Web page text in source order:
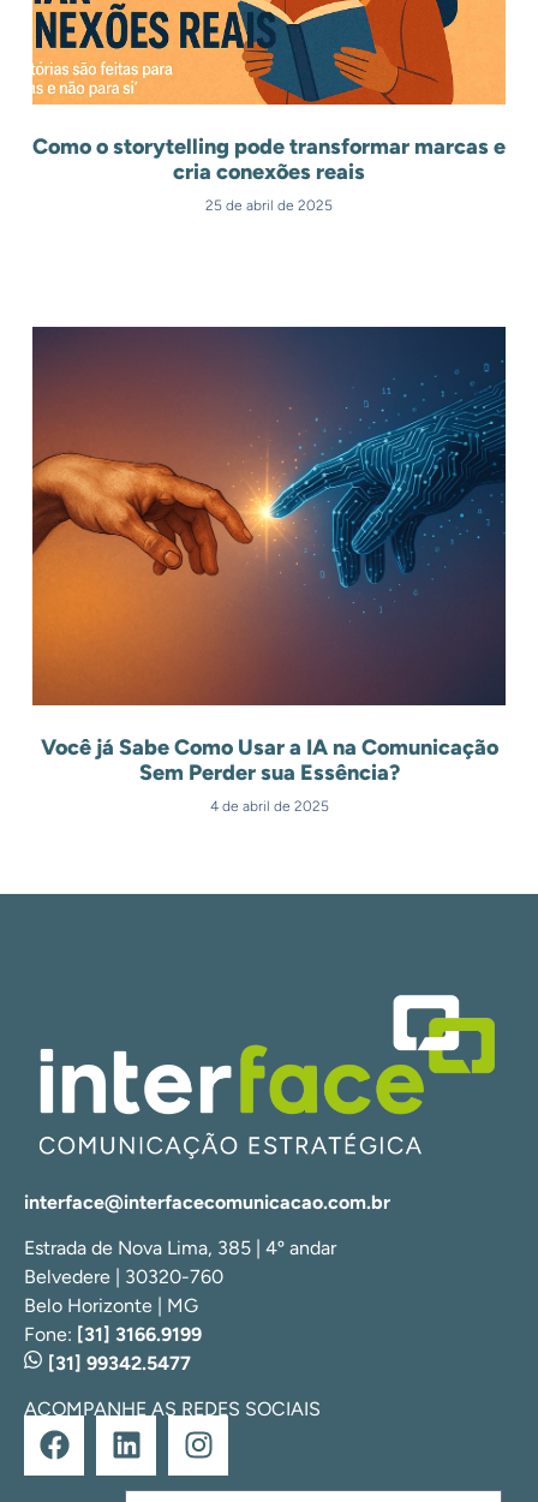
Como o storytelling pode transformar marcas e
cria conexões reais
25 de abril de 2025
Você já Sabe Como Usar a IA na Comunicação
Sem Perder sua Essência?
4 de abril de 2025
interface@interfacecomunicacao.com.br
Estrada de Nova Lima, 385 | 4º andar
Belvedere | 30320-760
Belo Horizonte | MG
Fone: [31] 3166.9199
[31] 99342.5477
ACOMPANHE AS REDES SOCIAIS